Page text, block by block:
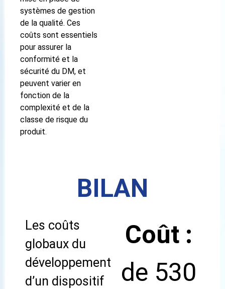
systèmes de gestion
de la qualité. Ces
coûts sont essentiels
pour assurer la
conformité et la
sécurité du DM, et
peuvent varier en
fonction de la
complexité et de la
classe de risque du
produit.
BILAN
Les coûts
globaux du
développement
d’un dispositif
Coût :
de 530